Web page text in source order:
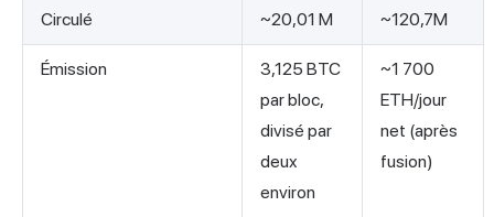
Circulé ~20,01 M ~120,7M
Émission
3,125 BTC
par bloc,
divisé par
deux
environ
~1 700
ETH/jour
net (après
fusion)